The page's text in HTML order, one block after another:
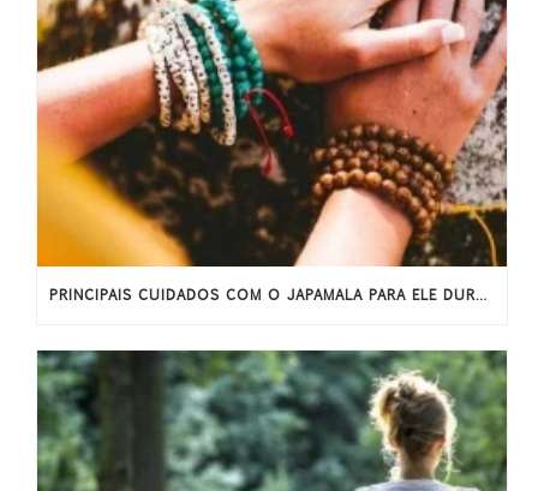
PRINCIPAIS CUIDADOS COM O JAPAMALA PARA ELE DURAR MAIS